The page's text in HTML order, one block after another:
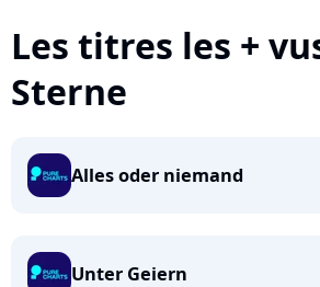
Les titres les +
Sterne
Alles oder niemand
Unter Geiern